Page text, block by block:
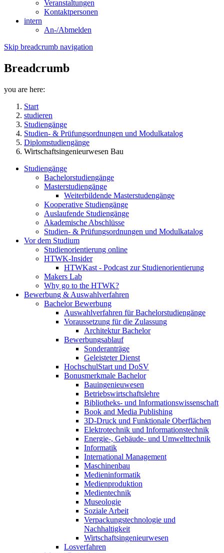
Veranstaltungen
Kontaktpersonen
intern
An-/Abmelden
Skip breadcrumb navigation
Breadcrumb
you are here:
Start
studieren
Studiengänge
Studien- & Prüfungsordnungen und Modulkatalog
Diplomstudiengänge
Wirtschaftsingenieurwesen Bau
Studiengänge
Bachelorstudiengänge
Masterstudiengänge
Weiterbildende Masterstudengänge
Kooperative Studiengänge
Auslaufende Studiengänge
Akademische Abschlüsse
Studien- & Prüfungsordnungen und Modulkatalog
Vor dem Studium
Studienorientierung online
HTWK-Insider
HTWKast - Podcast zur Studienorientierung
Makers Lab
Why go to the HTWK?
Bewerbung & Auswahlverfahren
Bachelor Bewerbung
Auswahlverfahren für Bachelorstudiengänge
Voraussetzung für die Zulassung
Architektur Bachelor
Bewerbungsablauf
Sonderanträge
Geleisteter Dienst
HochschulStart und DoSV
Bonusmerkmale Bachelor
Bauingenieuwesen
Betriebswirtschaftslehre
Bibliotheks- und Informationswissenschaft
Book and Media Publishing
3D-Druck und Funktionale Oberflächen
Elektrotechnik und Informationstechnik
Energie-, Gebäude- und Umwelttechnik
Informatik
International Management
Maschinenbau
Medieninformatik
Medienproduktion
Medientechnik
Museologie
Soziale Arbeit
Verpackungstechnologie und
Nachhaltigkeit
Wirtschaftsingenieurwesen
Losverfahren